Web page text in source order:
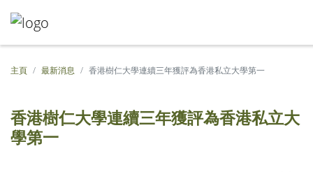
主頁 最新消息 香港樹仁大學連續三年獲評為香港私立大學第一
香港樹仁大學連續三年獲評為香港私立大
學第一